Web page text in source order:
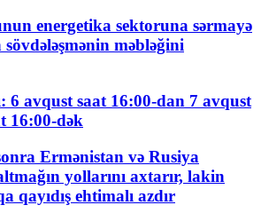
energetika sektoruna sərmayə
sövdələşmənin məbləğini
6 avqust saat 16:00-dan 7 avqust
16:00-dək
Ermənistan və Rusiya
yollarını axtarır, lakin
qayıdış ehtimalı azdır